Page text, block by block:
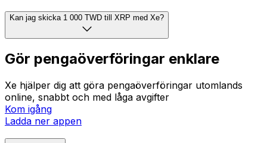
Kan jag skicka 1 000 TWD till XRP med Xe?
Gör pengaöverföringar enklare
Xe hjälper dig att göra pengaöverföringar utomlands
online, snabbt och med låga avgifter
Kom igång
Ladda ner appen